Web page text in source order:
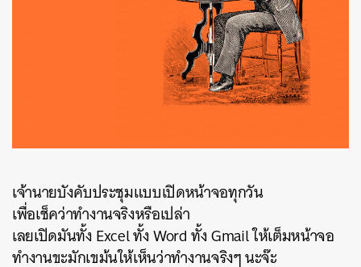
เจ้านายบังคับประชุมแบบเปิดหน้าจอทุกวัน
เพื่อเช็คว่าทำงานจริงหรือเปล่า
เลยเปิดมันทั้ง Excel ทั้ง Word ทั้ง Gmail ให้เต็มหน้าจอ
ทำงานขะมักเขม้นให้เห็นว่าทำงานจริงๆ นะจ๊ะ